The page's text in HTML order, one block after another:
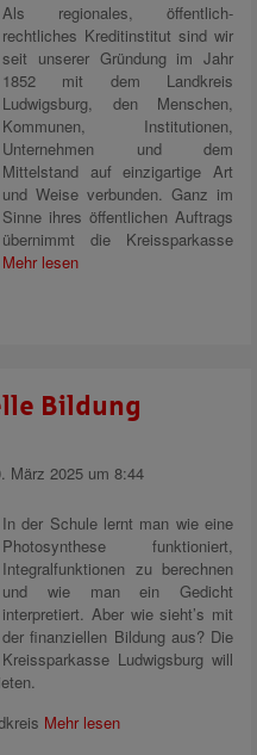
Als regionales, öffentlich-
rechtliches Kreditinstitut sind wir
seit unserer Gründung im Jahr
1852 mit dem Landkreis
Ludwigsburg, den Menschen,
Kommunen, Institutionen,
Unternehmen und dem
Mittelstand auf einzigartige Art
und Weise verbunden. Ganz im
Sinne ihres öffentlichen Auftrags
übernimmt die Kreissparkasse
Mehr lesen
Bildung
März 2025 um 8:44
In der Schule lernt man wie eine
Photosynthese funktioniert,
Integralfunktionen zu berechnen
und wie man ein Gedicht
interpretiert. Aber wie sieht’s mit
der finanziellen Bildung aus? Die
Kreissparkasse Ludwigsburg will
Mehr lesen